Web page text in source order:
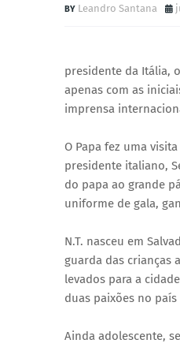
Leandro Santana
presidente da Itália,
apenas com as
imprensa
O Papa fez uma
presidente italiano,
do papa ao grande
uniforme de gala,
N.T. nasceu em
guarda das crianças
levados para a
duas paixões no
Ainda adolescente,